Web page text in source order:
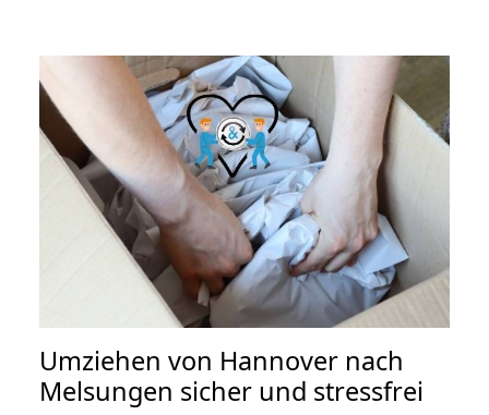
Umziehen von Hannover nach
Melsungen sicher und stressfrei